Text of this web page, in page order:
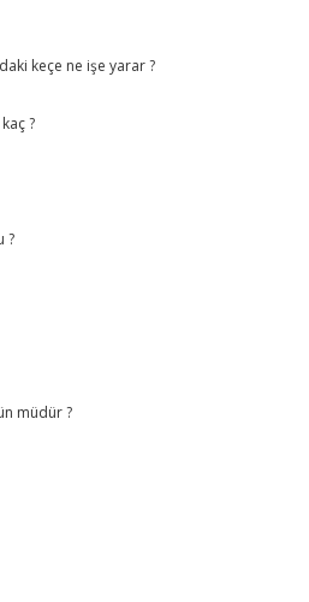
keçe ne işe yarar ?
?
?
müdür ?